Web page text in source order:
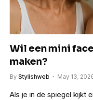
Wil een mini
maken?
By Stylishweb May 13,
Als je in de spiegel kijkt